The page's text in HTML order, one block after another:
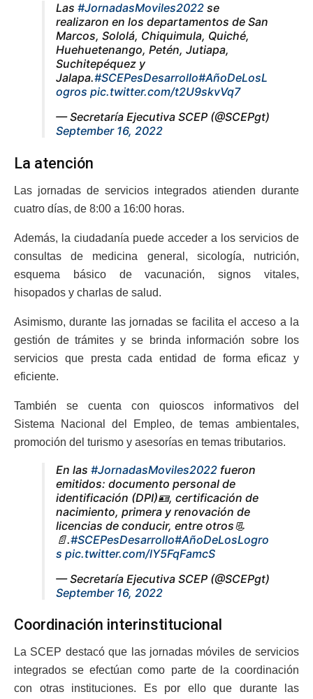
Las #JornadasMoviles2022 se
realizaron en los departamentos de San
Marcos, Sololá, Chiquimula, Quiché,
Huehuetenango, Petén, Jutiapa,
Suchitepéquez y
Jalapa.#SCEPesDesarrollo#AñoDeLosL
ogros pic.twitter.com/t2U9skvVq7
— Secretaría Ejecutiva SCEP (@SCEPgt)
September 16, 2022
La atención
Las jornadas de servicios integrados atienden durante
cuatro días, de 8:00 a 16:00 horas.
Además, la ciudadanía puede acceder a los servicios de
consultas de medicina general, sicología, nutrición,
esquema básico de vacunación, signos vitales,
hisopados y charlas de salud.
Asimismo, durante las jornadas se facilita el acceso a la
gestión de trámites y se brinda información sobre los
servicios que presta cada entidad de forma eficaz y
eficiente.
También se cuenta con quioscos informativos del
Sistema Nacional del Empleo, de temas ambientales,
promoción del turismo y asesorías en temas tributarios.
En las #JornadasMoviles2022 fueron
emitidos: documento personal de
identificación (DPI)🪪, certificación de
nacimiento, primera y renovación de
licencias de conducir, entre otros📃
📄.#SCEPesDesarrollo#AñoDeLosLogro
s pic.twitter.com/lY5FqFamcS
— Secretaría Ejecutiva SCEP (@SCEPgt)
September 16, 2022
Coordinación interinstitucional
La SCEP destacó que las jornadas móviles de servicios
integrados se efectúan como parte de la coordinación
con otras instituciones. Es por ello que durante las